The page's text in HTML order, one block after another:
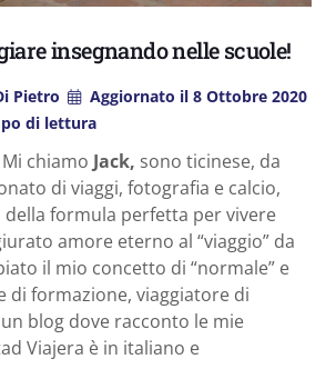
insegnando nelle scuole!
Pietro Aggiornato il 8 Ottobre 2020
di lettura
Mi chiamo Jack, sono ticinese, da
di viaggi, fotografia e calcio,
della formula perfetta per vivere
amore eterno al “viaggio” da
il mio concetto di “normale” e
di formazione, viaggiatore di
blog dove racconto le mie
Viajera è in italiano e